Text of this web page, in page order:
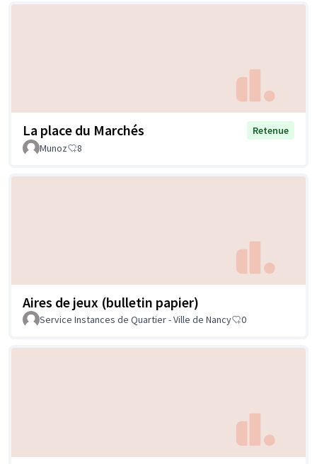
La place du Marchés
Retenue
Munoz
8
Aires de jeux (bulletin papier)
Service Instances de Quartier - Ville de Nancy 0